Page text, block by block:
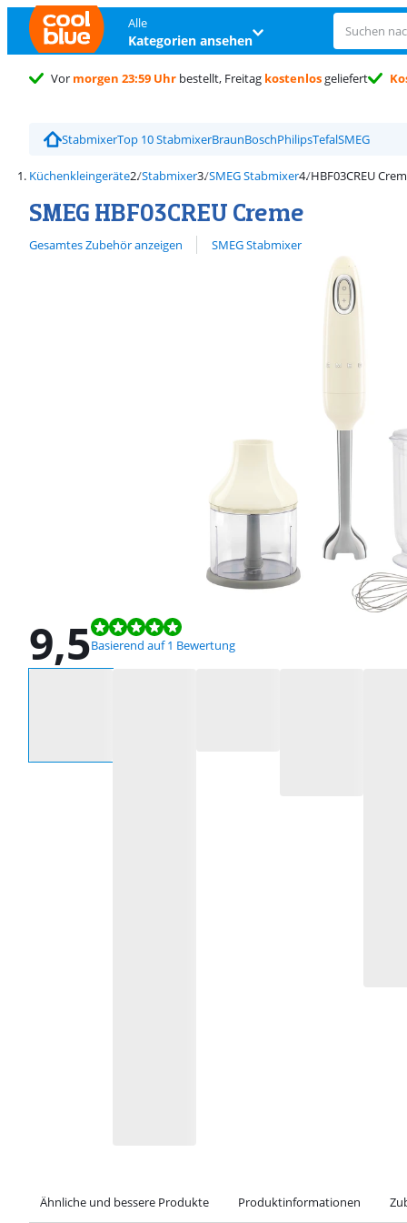
Alle
Kategorien ansehen
Vor morgen 23:59 Uhr bestellt, Freitag kostenlosgeliefert
StabmixerTop 10 StabmixerBraunBoschPhilipsTefalSMEG
Küchenkleingeräte Stabmixer SMEG Stabmixer HBF03CREU
SMEG HBF03CREU Creme
Gesamtes Zubehör anzeigen
Alle ansehen SMEG Stabmixer
9,5
Bewertet mit 9,5 von 10, basierend auf 1 Bewertung.
Basierend auf 1 Bewertung
Ähnliche und bessere Produkte Produktinformationen